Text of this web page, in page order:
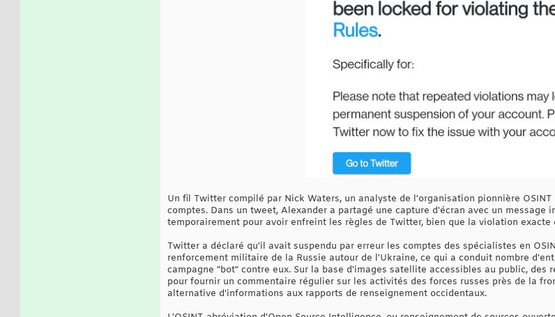
Un fil Twitter compilé par Nick Waters, un analyste de l'organisation pionnière
comptes. Dans un tweet, Alexander a partagé une capture d'écran avec un message
temporairement pour avoir enfreint les règles de Twitter, bien que la violation
Twitter a déclaré qu'il avait suspendu par erreur les comptes des spécialistes en
renforcement militaire de la Russie autour de l'Ukraine, ce qui a conduit nombre
campagne "bot" contre eux. Sur la base d'images satellite accessibles au public,
pour fournir un commentaire régulier sur les activités des forces russes près de la
alternative d'informations aux rapports de renseignement occidentaux.